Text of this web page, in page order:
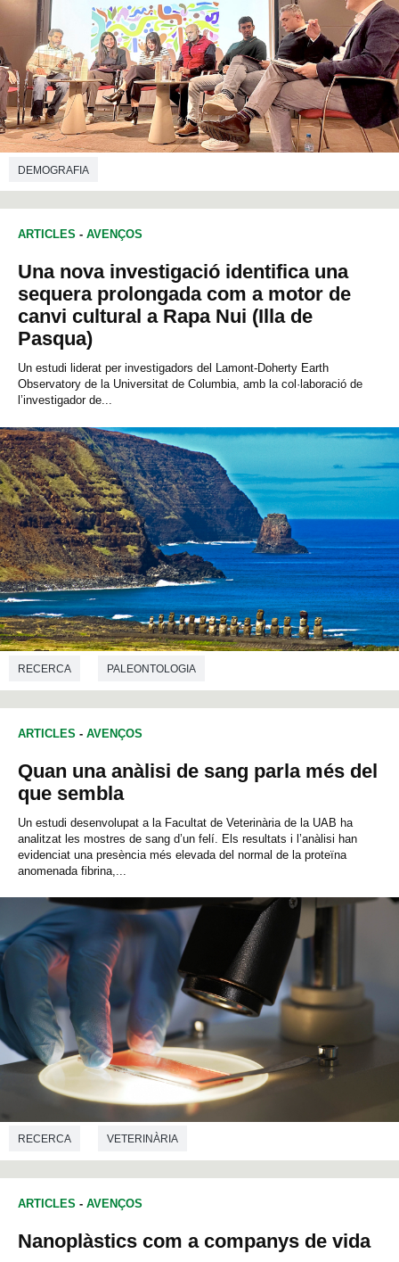
DEMOGRAFIA
ARTICLES - AVENÇOS
Una nova investigació identifica una
sequera prolongada com a motor de
canvi cultural a Rapa Nui (Illa de
Pasqua)
Un estudi liderat per investigadors del Lamont-Doherty Earth
Observatory de la Universitat de Columbia, amb la col·laboració de
l’investigador de...
RECERCA PALEONTOLOGIA
ARTICLES - AVENÇOS
Quan una anàlisi de sang parla més del
que sembla
Un estudi desenvolupat a la Facultat de Veterinària de la UAB ha
analitzat les mostres de sang d’un felí. Els resultats i l’anàlisi han
evidenciat una presència més elevada del normal de la proteïna
anomenada fibrina,...
RECERCA VETERINÀRIA
ARTICLES - AVENÇOS
Nanoplàstics com a companys de vida